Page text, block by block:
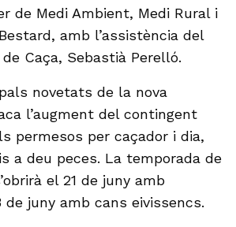
de Medi Ambient, Medi Rural i
amb l’assistència del
Caça, Sebastià Perelló.
novetats de la nova
l’augment del contingent
permesos per caçador i dia,
a deu peces. La temporada de
el 21 de juny amb
juny amb cans eivissencs.